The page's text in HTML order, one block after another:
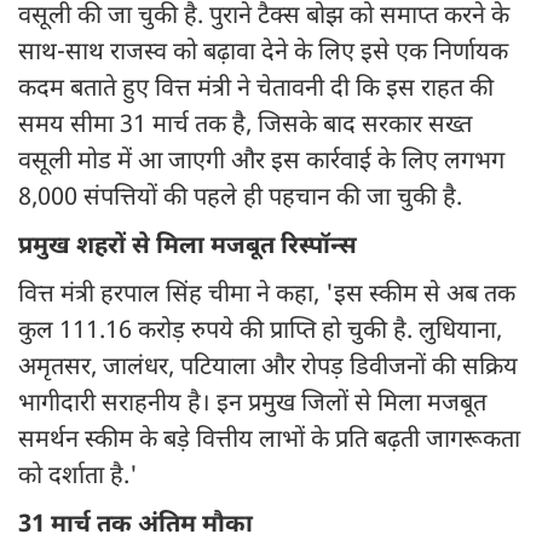
वसूली की जा चुकी है. पुराने टैक्स बोझ को समाप्त करने के
साथ-साथ राजस्व को बढ़ावा देने के लिए इसे एक निर्णायक
कदम बताते हुए वित्त मंत्री ने चेतावनी दी कि इस राहत की
समय सीमा 31 मार्च तक है, जिसके बाद सरकार सख्त
वसूली मोड में आ जाएगी और इस कार्रवाई के लिए लगभग
8,000 संपत्तियों की पहले ही पहचान की जा चुकी है.
प्रमुख शहरों से मिला मजबूत रिस्पॉन्स
वित्त मंत्री हरपाल सिंह चीमा ने कहा, 'इस स्कीम से अब तक
कुल 111.16 करोड़ रुपये की प्राप्ति हो चुकी है. लुधियाना,
अमृतसर, जालंधर, पटियाला और रोपड़ डिवीजनों की सक्रिय
भागीदारी सराहनीय है। इन प्रमुख जिलों से मिला मजबूत
समर्थन स्कीम के बड़े वित्तीय लाभों के प्रति बढ़ती जागरूकता
को दर्शाता है.'
31 मार्च तक अंतिम मौका